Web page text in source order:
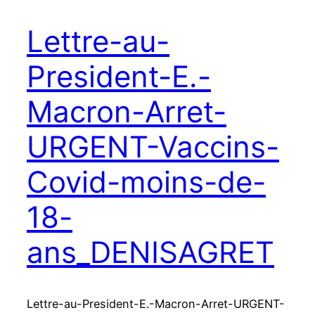
Lettre-au-
President-E.-
Macron-Arret-
URGENT-Vaccins-
Covid-moins-de-
18-
ans_DENISAGRET
Lettre-au-President-E.-Macron-Arret-URGENT-